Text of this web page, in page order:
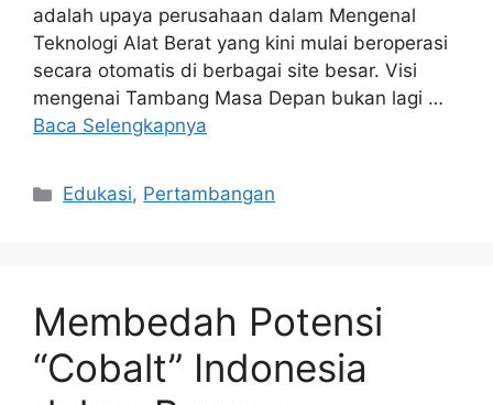
adalah upaya perusahaan dalam Mengenal
Teknologi Alat Berat yang kini mulai beroperasi
secara otomatis di berbagai site besar. Visi
mengenai Tambang Masa Depan bukan lagi …
Baca Selengkapnya
Kategori
Edukasi, Pertambangan
Membedah Potensi
“Cobalt” Indonesia